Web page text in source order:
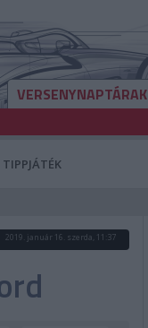
VERSENYNAPTÁRAK
TIPPJÁTÉK
2019. január 16. szerda, 11:37